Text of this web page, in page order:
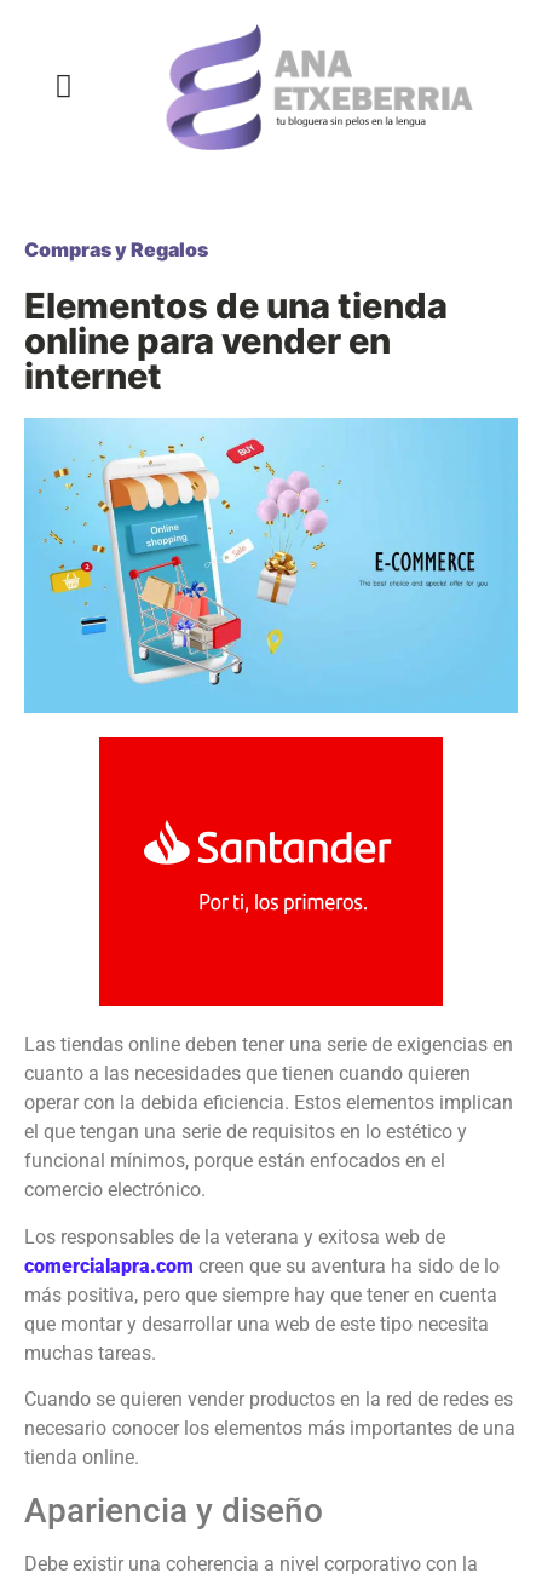
Compras y Regalos
Elementos de una tienda
online para vender en
internet
Las tiendas online deben tener una serie de exigencias en
cuanto a las necesidades que tienen cuando quieren
operar con la debida eficiencia. Estos elementos implican
el que tengan una serie de requisitos en lo estético y
funcional mínimos, porque están enfocados en el
comercio electrónico.
Los responsables de la veterana y exitosa web de
comercialapra.com creen que su aventura ha sido de lo
más positiva, pero que siempre hay que tener en cuenta
que montar y desarrollar una web de este tipo necesita
muchas tareas.
Cuando se quieren vender productos en la red de redes es
necesario conocer los elementos más importantes de una
tienda online.
Apariencia y diseño
Debe existir una coherencia a nivel corporativo con la